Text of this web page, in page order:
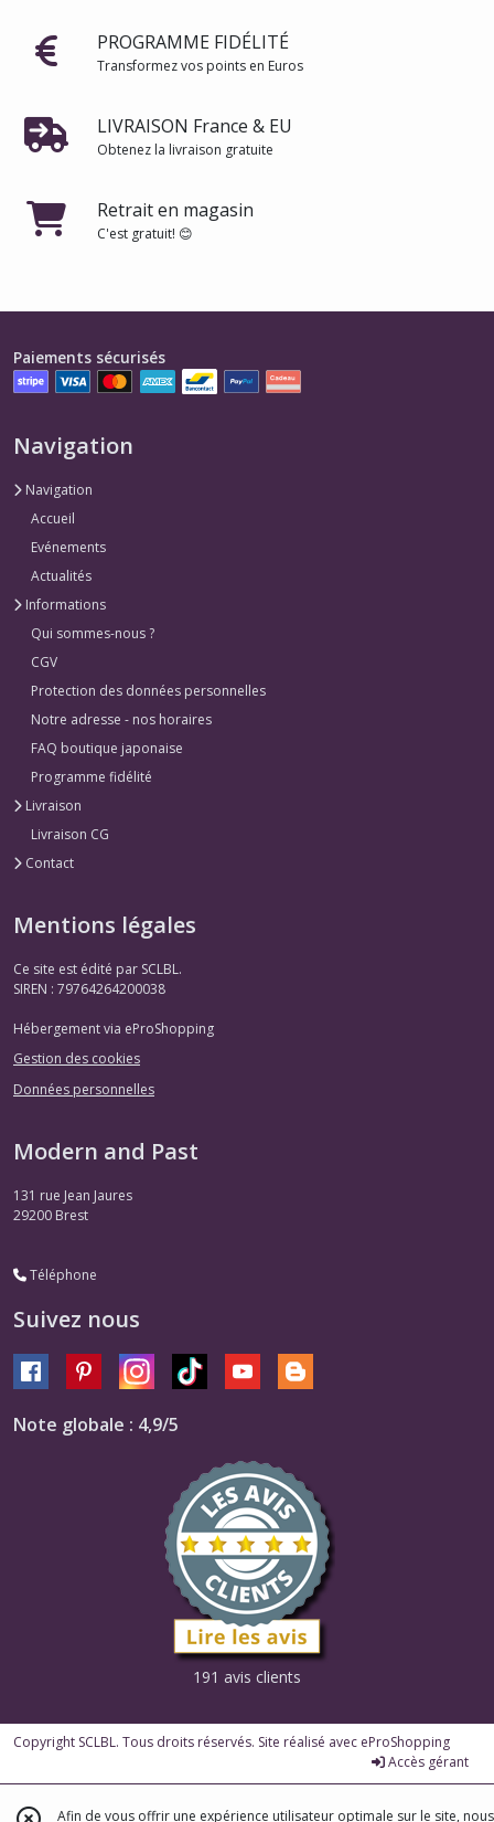
PROGRAMME FIDÉLITÉ
Transformez vos points en Euros
LIVRAISON France & EU
Obtenez la livraison gratuite
Retrait en magasin
C'est gratuit! 😊
Paiements sécurisés
Navigation
Navigation
Accueil
Evénements
Actualités
Informations
Qui sommes-nous ?
CGV
Protection des données personnelles
Notre adresse - nos horaires
FAQ boutique japonaise
Programme fidélité
Livraison
Livraison CG
Contact
Mentions légales
Ce site est édité par SCLBL.
SIREN : 79764264200038
Hébergement via eProShopping
Gestion des cookies
Données personnelles
Modern and Past
131 rue Jean Jaures
29200 Brest
Téléphone
Suivez nous
Note globale : 4,9/5
191 avis clients
Copyright SCLBL. Tous droits réservés. Site réalisé avec eProShopping
Accès gérant
Afin de vous offrir une expérience utilisateur optimale sur le site, nous